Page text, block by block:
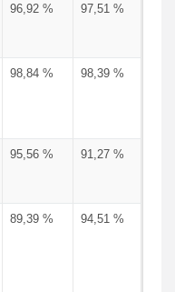
96,92 % 97,51 %
98,84 % 98,39 %
95,56 % 91,27 %
89,39 % 94,51 %